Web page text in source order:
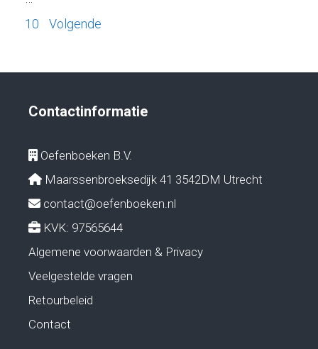
10
Volgende
Contactinformatie
Oefenboeken B.V.
Maarssenbroeksedijk 41 3542DM Utrecht
contact@oefenboeken.nl
KVK: 97565644
Algemene voorwaarden & Privacy
Veelgestelde vragen
Retourbeleid
Contact